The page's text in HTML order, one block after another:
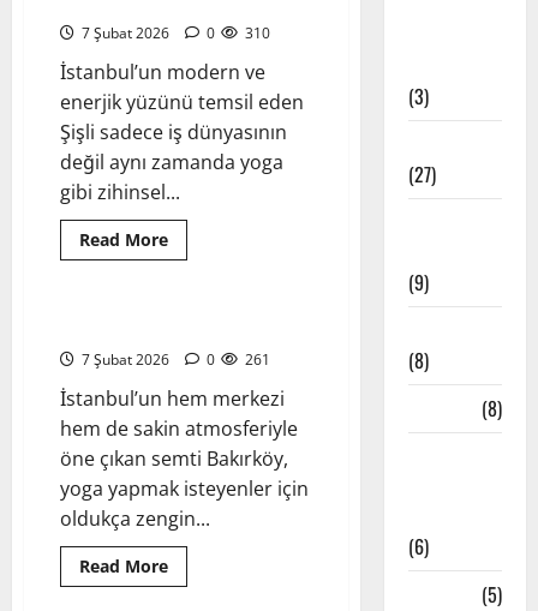
Kalbinde
Keşfet
7 Şubat 2026 0 310
İstanbul’un modern ve
enerjik yüzünü temsil eden
Şişli sadece iş dünyasının
değil aynı zamanda yoga
gibi zihinsel...
Read MoreRead
more
–
2026’de
Öne
Çıkanlar
İstanbul Yoga Stüdyoları
7 Şubat 2026 0 261
İstanbul’un hem merkezi
hem de sakin atmosferiyle
öne çıkan semti Bakırköy,
yoga yapmak isteyenler için
oldukça zengin...
Read MoreRead
more
(3)
(27)
(9)
(8)
(8)
(6)
(5)